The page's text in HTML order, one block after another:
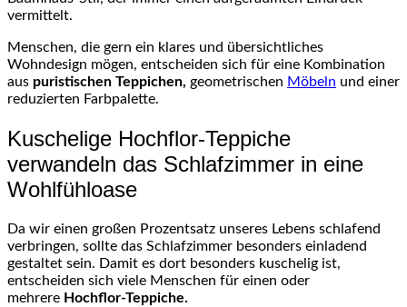
vermittelt.
Menschen, die gern ein klares und übersichtliches
Wohndesign mögen, entscheiden sich für eine Kombination
aus puristischen Teppichen, geometrischen Möbeln und einer
reduzierten Farbpalette.
Kuschelige Hochflor-Teppiche
verwandeln das Schlafzimmer in eine
Wohlfühloase
Da wir einen großen Prozentsatz unseres Lebens schlafend
verbringen, sollte das Schlafzimmer besonders einladend
gestaltet sein. Damit es dort besonders kuschelig ist,
entscheiden sich viele Menschen für einen oder
mehrere Hochflor-Teppiche.